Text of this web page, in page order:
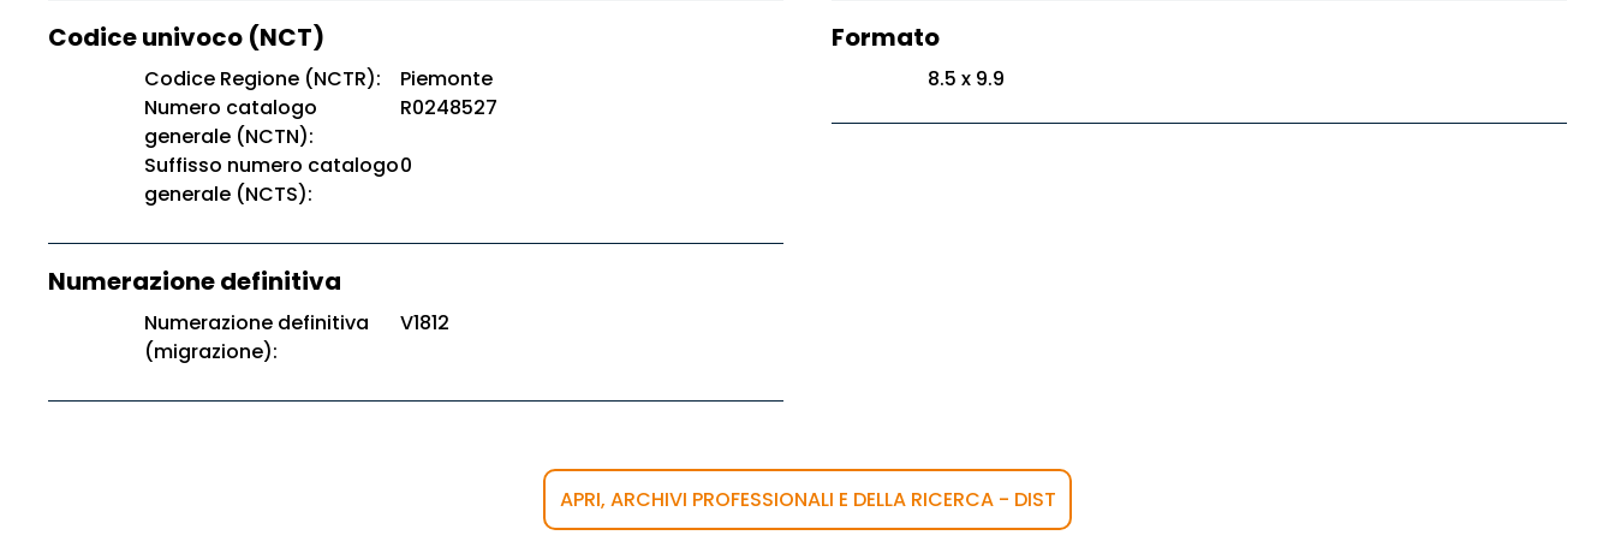
Codice univoco (NCT)
Codice Regione (NCTR):
Piemonte
Numero catalogo
generale (NCTN):
R0248527
Suffisso numero catalogo
generale (NCTS):
0
Numerazione definitiva
Numerazione definitiva
(migrazione):
V1812
Formato
8.5 x 9.9
APRI, ARCHIVI PROFESSIONALI E DELLA RICERCA - DIST